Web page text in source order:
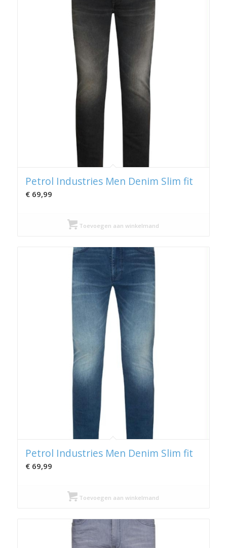
Petrol Industries Men Denim Slim fit
€69,99
Toevoegen aan winkelmand
Petrol Industries Men Denim Slim fit
€69,99
Toevoegen aan winkelmand